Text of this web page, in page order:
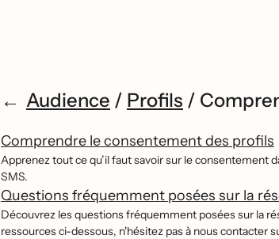
Audience / Profils /
Comprendre le consentement des profils
Apprenez tout ce qu’il faut savoir sur le consentement
SMS.
Questions fréquemment posées sur la
Découvrez les questions fréquemment posées sur la
ressources ci-dessous, n'hésitez pas à nous contacter